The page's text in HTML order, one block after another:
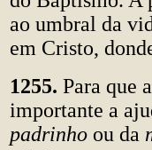
ao umbral da
em Cristo,
1255. Para que
importante a
padrinho ou da